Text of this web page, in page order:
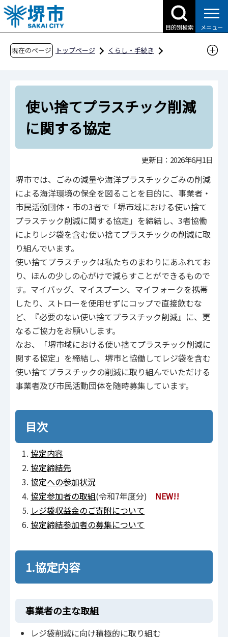
こ
の
ペ
目的別検索 メニュー
現在のページ トップページ
くらし・手続き
ごみの減量化・リサイクルの取組
使い捨てプラスチック削減に関する協定
使い捨てプラスチック削減
に関する協定
更新日：2026年6月1日
堺市では、ごみの減量や海洋プラスチックごみの削減
による海洋環境の保全を図ることを目的に、事業者・
市民活動団体・市の3者で「堺市域における使い捨て
プラスチック削減に関する協定」を締結し、3者協働
によりレジ袋を含む使い捨てプラスチックの削減に取
り組んでいます。
使い捨てプラスチックは私たちのまわりにあふれてお
り、ほんの少しの心がけで減らすことができるもので
す。マイバッグ、マイスプーン、マイフォークを携帯
したり、ストローを使用せずにコップで直接飲むな
ど、『必要のない使い捨てプラスチック削減』に、更
なるご協力をお願いします。
なお、「堺市域における使い捨てプラスチック削減に
関する協定」を締結し、堺市と協働してレジ袋を含む
使い捨てプラスチックの削減に取り組んでいただける
事業者及び市民活動団体を随時募集しています。
目次
協定内容
協定締結先
協定への参加状況
協定参加者の取組(令和7年度分) NEW!!
レジ袋収益金のご寄附について
協定締結参加者の募集について
1.協定内容
事業者の主な取組
レジ袋削減に向け積極的に取り組む